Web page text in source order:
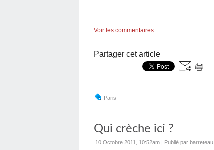
Voir les commentaires
Partager cet article
Paris
Qui crèche ici ?
10 Octobre 2011, 10:52am | Publié par barreteau